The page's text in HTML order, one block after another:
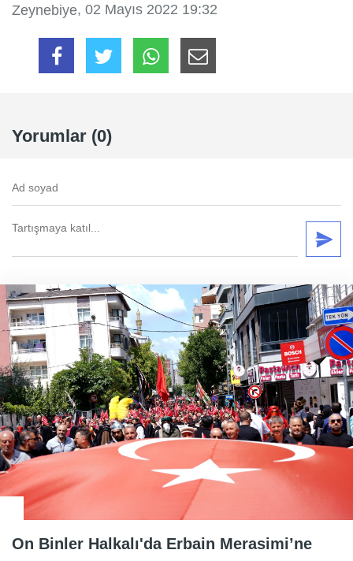
Zeynebiye, 02 Mayıs 2022 19:32
Yorumlar (0)
On Binler Halkalı'da Erbain Merasimi’ne